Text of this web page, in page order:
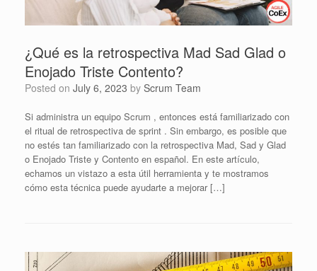
¿Qué es la retrospectiva Mad Sad Glad o
Enojado Triste Contento?
Posted on July 6, 2023 by Scrum Team
Si administra un equipo Scrum , entonces está familiarizado con
el ritual de retrospectiva de sprint . Sin embargo, es posible que
no estés tan familiarizado con la retrospectiva Mad, Sad y Glad
o Enojado Triste y Contento en español. En este artículo,
echamos un vistazo a esta útil herramienta y te mostramos
cómo esta técnica puede ayudarte a mejorar […]